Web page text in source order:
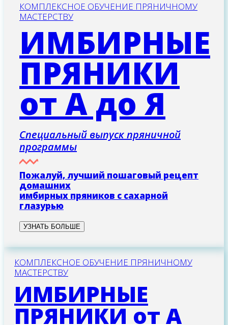
КОМПЛЕКСНОЕ ОБУЧЕНИЕ ПРЯНИЧНОМУ
МАСТЕРСТВУ
ИМБИРНЫЕ
ПРЯНИКИ
от А до Я
Специальный выпуск пряничной
программы
Пожалуй, лучший пошаговый рецепт
домашних
имбирных пряников с сахарной
глазурью
УЗНАТЬ БОЛЬШЕ
КОМПЛЕКСНОЕ ОБУЧЕНИЕ ПРЯНИЧНОМУ
МАСТЕРСТВУ
ИМБИРНЫЕ
ПРЯНИКИ от А